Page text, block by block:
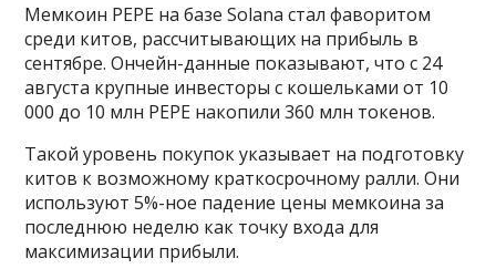
Мемкоин PEPE на базе Solana стал фаворитом
среди китов, рассчитывающих на прибыль в
сентябре. Ончейн-данные показывают, что с 24
августа крупные инвесторы с кошельками от 10
000 до 10 млн PEPE накопили 360 млн токенов.
Такой уровень покупок указывает на подготовку
китов к возможному краткосрочному ралли. Они
используют 5%-ное падение цены мемкоина за
последнюю неделю как точку входа для
максимизации прибыли.